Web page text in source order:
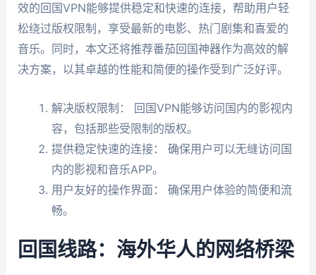
效的回国VPN能够提供稳定和快速的连接，帮助用户轻
松绕过版权限制，享受最新的电影、热门剧集和喜爱的
音乐。同时，本文还将推荐番茄回国神器作为高效的解
决方案，以其卓越的性能和简便的操作受到广泛好评。
解决版权限制： 回国VPN能够访问国内的影视内
容，包括那些受限制的版权。
提供稳定快速的连接： 确保用户可以无缝访问国
内的影视和音乐APP。
用户友好的操作界面： 确保用户体验的简便和流
畅。
回国线路：海外华人的网络桥梁